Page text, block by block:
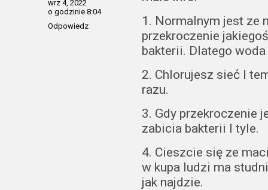
wrz 4, 2022
o godzinie 8:04
Odpowiedz
1. Normalnym jest ze
przekroczenie
bakterii. Dlatego
2. Chlorujesz sieć I
razu.
3. Gdy przekroczenie
zabicia bakterii I tyle.
4. Cieszcie się ze
w kupa ludzi ma
jak najdzie.